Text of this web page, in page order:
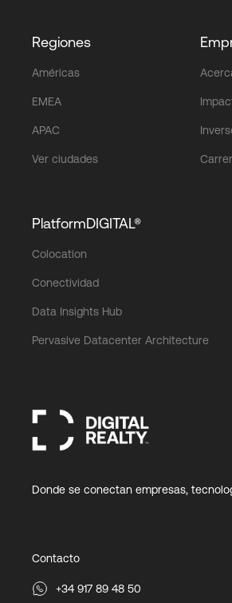
Regiones
Américas
EMEA
APAC
Ver ciudades
PlatformDIGITAL®
Colocation
Conectividad
Data Insights Hub
Pervasive Datacenter Architecture
Donde se conectan empresas,
Contacto
+34 917 89 48 50